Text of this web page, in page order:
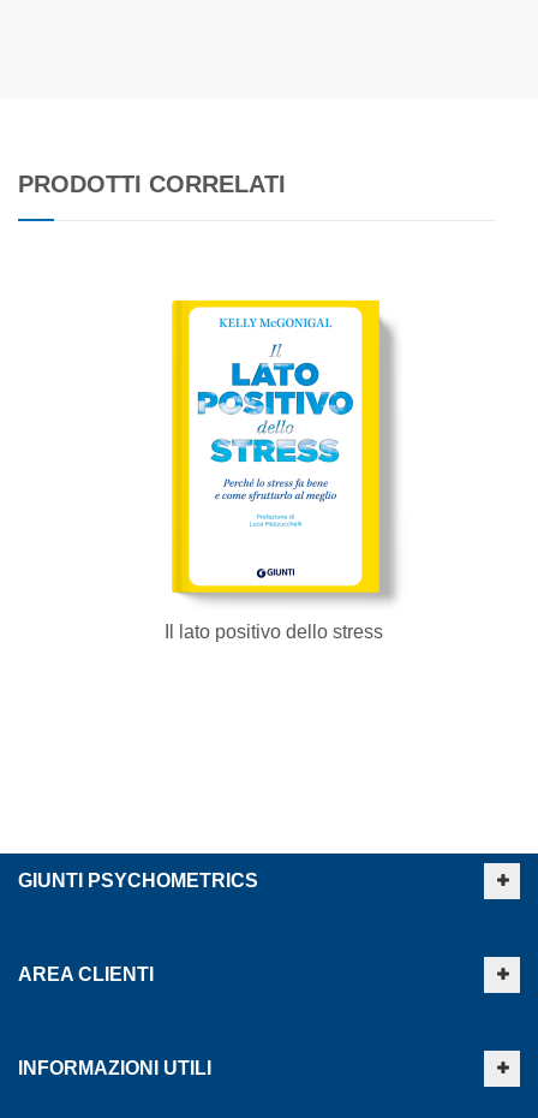
PRODOTTI CORRELATI
Il lato positivo dello stress
GIUNTI PSYCHOMETRICS
AREA CLIENTI
INFORMAZIONI UTILI